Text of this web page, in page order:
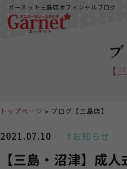
ガーネット三島店オフィシャルブログ
【
2021.07.10 #お知らせ
【三島・沼津】成
トップページ ブログ【三島店】